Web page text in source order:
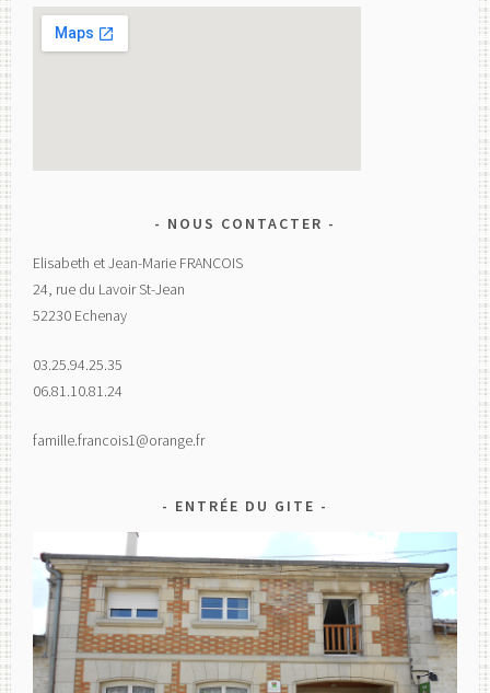
NOUS CONTACTER
Elisabeth et Jean-Marie FRANCOIS
24, rue du Lavoir St-Jean
52230 Echenay
03.25.94.25.35
06.81.10.81.24
famille.francois1@orange.fr
ENTRÉE DU GITE